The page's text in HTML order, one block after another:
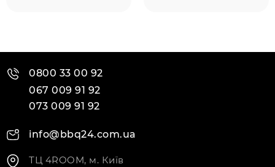
0800 33 00 92
067 009 91 92
073 009 91 92
info@bbq24.com.ua
ТЦ 4ROOM, м. Київ